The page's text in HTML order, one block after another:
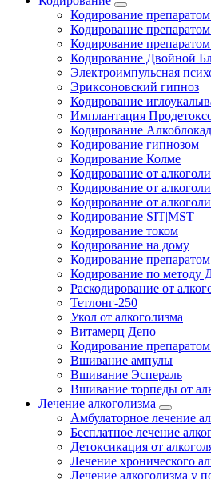
Кодирование
Кодирование
Кодирование
Кодирование Двойной
Электроимпульсная
Эриксоновский гипноз
Кодирование
Имплантация
Кодирование
Кодирование гипнозом
Кодирование Колме
Кодирование от
Кодирование от
Кодирование от
Кодирование SIT|MST
Кодирование током
Кодирование на дому
Кодирование
Кодирование по методу
Раскодирование от
Тетлонг-250
Укол от алкоголизма
Витамерц Депо
Кодирование
Вшивание ампулы
Вшивание Эспераль
Вшивание торпеды от
Лечение алкоголизма
Амбулаторное лечение
Бесплатное лечение
Детоксикация от
Лечение хронического
Лечение алкоголизма у